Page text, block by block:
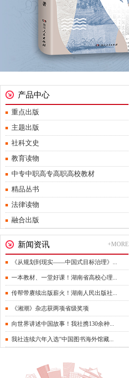
产品中心
重点出版
主题出版
社科文史
教育读物
中专中职高专高职高校教材
精品丛书
法律读物
融合出版
新闻资讯 +MORE
《从规划到现实——中国式目标治理》...
一本教材、一堂好课！湖南省高校心理...
传帮带赓续出版薪火！湖南人民出版社...
《湘潮》杂志获两项省级奖项
向世界讲述中国故事！我社携130余种...
我社连续六年入选“中国图书海外馆藏...